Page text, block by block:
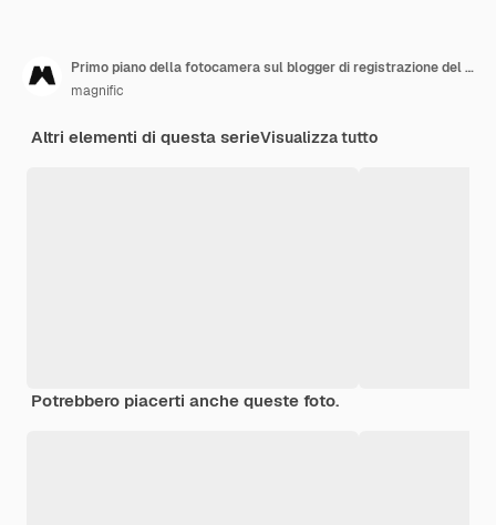
Primo piano della fotocamera sul blogger di registrazione del treppiede
magnific
Altri elementi di questa serieVisualizza tutto
Potrebbero piacerti anche queste foto.